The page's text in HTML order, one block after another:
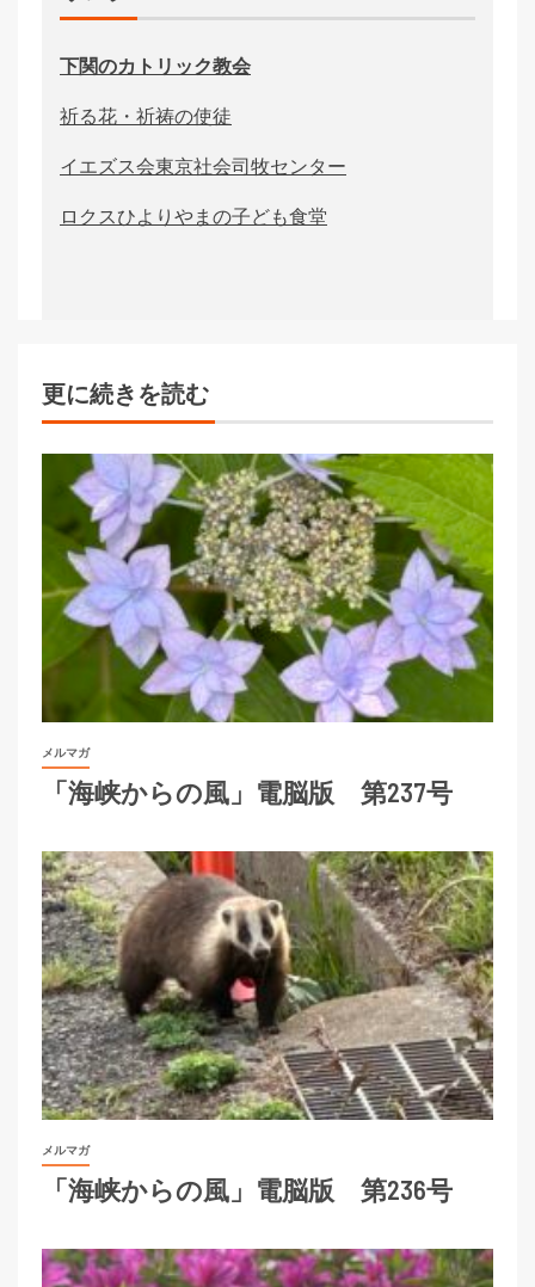
下関のカトリック教会
祈る花・祈祷の使徒
イエズス会東京社会司牧センター
ロクスひよりやまの子ども食堂
更に続きを読む
メルマガ
「海峡からの風」電脳版 第237号
メルマガ
「海峡からの風」電脳版 第236号